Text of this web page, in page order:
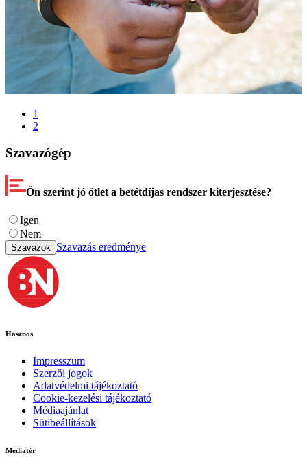
1
2
Szavazógép
Ön szerint jó ötlet a betétdíjas rendszer kiterjesztése?
Igen
Nem
Szavazok Szavazás eredménye
Hasznos
Impresszum
Szerzői jogok
Adatvédelmi tájékoztató
Cookie-kezelési tájékoztató
Médiaajánlat
Sütibeállítások
Médiatér